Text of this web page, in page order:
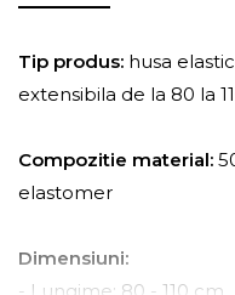
Tip produs: husa
extensibila de la 80 la
Compozitie material:
elastomer
Dimensiuni: